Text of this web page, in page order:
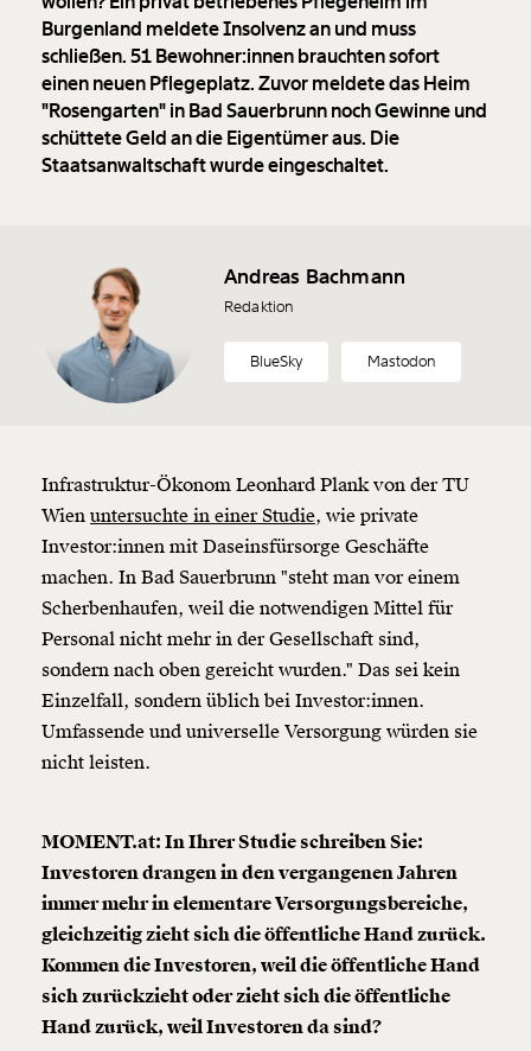
Burgenland meldete Insolvenz an und muss
schließen. 51 Bewohner:innen brauchten sofort
einen neuen Pflegeplatz. Zuvor meldete das Heim
"Rosengarten" in Bad Sauerbrunn noch Gewinne und
schüttete Geld an die Eigentümer aus. Die
Staatsanwaltschaft wurde eingeschaltet.
Andreas Bachmann
Redaktion
BlueSky Mastodon
Infrastruktur-Ökonom Leonhard Plank von der TU
Wien untersuchte in einer Studie, wie private
Investor:innen mit Daseinsfürsorge Geschäfte
machen. In Bad Sauerbrunn "steht man vor einem
Scherbenhaufen, weil die notwendigen Mittel für
Personal nicht mehr in der Gesellschaft sind,
sondern nach oben gereicht wurden." Das sei kein
Einzelfall, sondern üblich bei Investor:innen.
Umfassende und universelle Versorgung würden sie
nicht leisten.
MOMENT.at: In Ihrer Studie schreiben Sie:
Investoren drangen in den vergangenen Jahren
immer mehr in elementare Versorgungsbereiche,
gleichzeitig zieht sich die öffentliche Hand zurück.
Kommen die Investoren, weil die öffentliche Hand
sich zurückzieht oder zieht sich die öffentliche
Hand zurück, weil Investoren da sind?